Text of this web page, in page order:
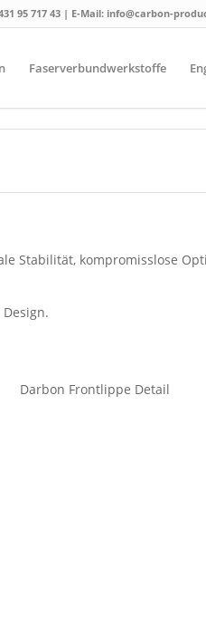
95 717 43 | E-Mail: info@carbon-
Faserverbundwerkstoffe
Stabilität, kompromisslose